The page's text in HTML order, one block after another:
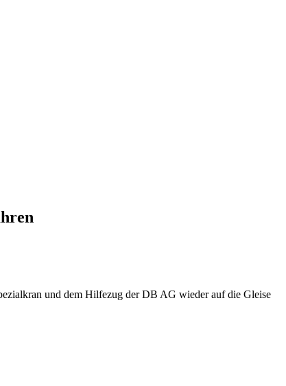
und dem Hilfezug der DB AG wieder auf die Gleise